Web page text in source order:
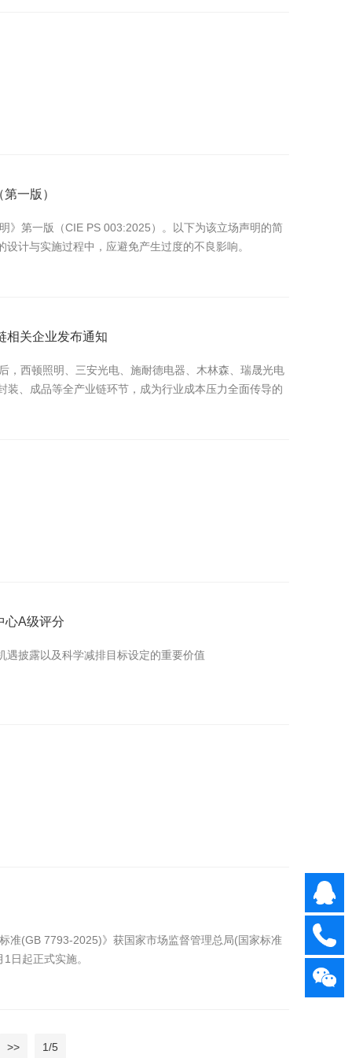
一版）
》第一版（CIE PS 003:2025）。以下为该立场声明的简
计与实施过程中，应避免产生过度的不良影响。
相关企业发布通知
，西顿照明、三安光电、施耐德电器、木林森、瑞晟光电
、成品等全产业链环节，成为行业成本压力全面传导的
心A级评分
披露以及科学减排目标设定的重要价值
准(GB 7793-2025)》获国家市场监督管理总局(国家标准
日起正式实施。
>> 1/5